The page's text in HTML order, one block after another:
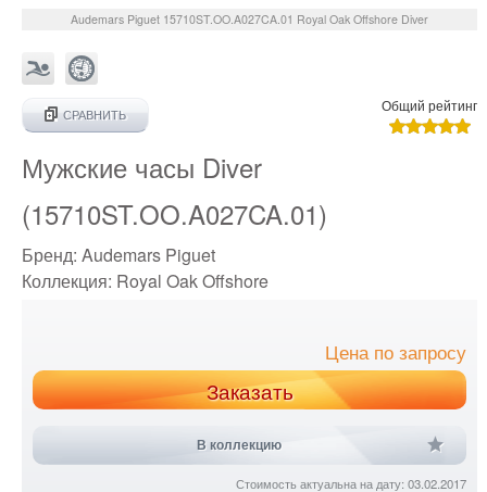
Audemars Piguet 15710ST.OO.A027CA.01 Royal Oak Offshore Diver
СРАВНИТЬ
Общий рейтинг
Мужские часы Diver
(15710ST.OO.A027CA.01)
Бренд: Audemars Piguet
Коллекция: Royal Oak Offshore
Цена по запросу
Заказать
В коллекцию
Стоимость актуальна на дату: 03.02.2017